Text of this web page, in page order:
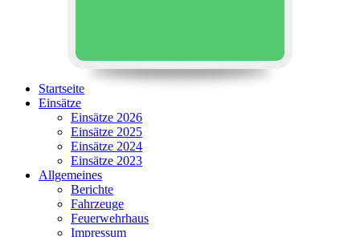
Startseite
Einsätze
Einsätze 2026
Einsätze 2025
Einsätze 2024
Einsätze 2023
Allgemeines
Berichte
Fahrzeuge
Feuerwehrhaus
Impressum